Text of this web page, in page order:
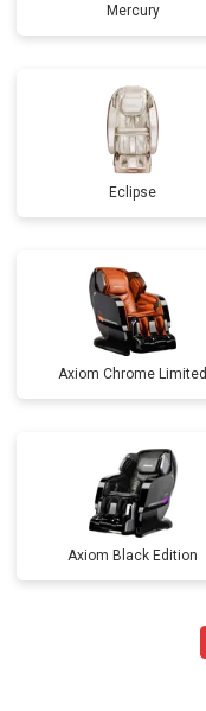
Mercury
Eclipse
Axiom Chrome Limited
Axiom Black Edition